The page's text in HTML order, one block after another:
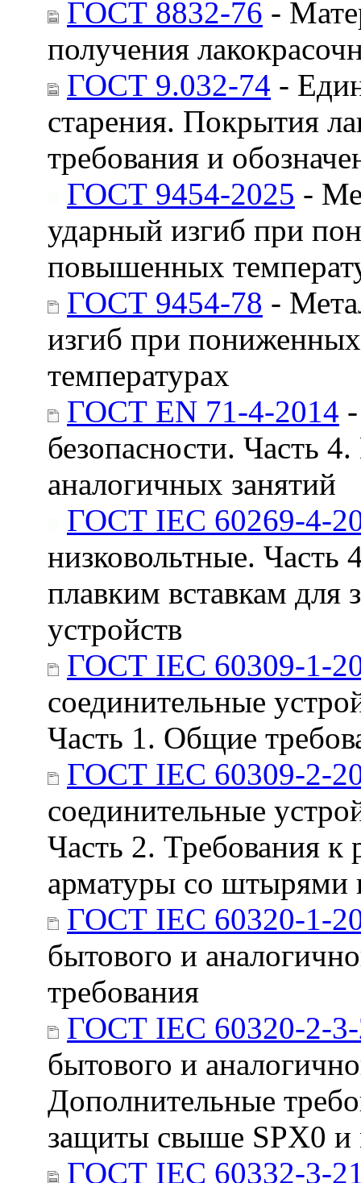
ГОСТ 8832-76 -
получения
ГОСТ 9.032-74 -
старения. Покрытия
требования и
ГОСТ 9454-2025 -
ударный изгиб при
повышенных
ГОСТ 9454-78 -
изгиб при
температурах
ГОСТ EN 71-4-2014
безопасности. Часть
аналогичных занятий
ГОСТ IEC 60269-4-
низковольтные. Часть
плавким вставкам
устройств
ГОСТ IEC 60309-1-
соединительные
Часть 1. Общие
ГОСТ IEC 60309-2-
соединительные
Часть 2. Требования к
арматуры со штырями
ГОСТ IEC 60320-1-
бытового и
требования
ГОСТ IEC 60320-2-
бытового и
Дополнительные
защиты свыше SPX0 и
ГОСТ IEC 60332-3-